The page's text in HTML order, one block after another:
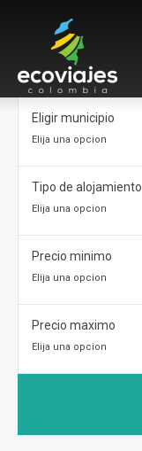
Eligir municipio
Elija una opcion
Tipo de alojamiento
Elija una opcion
Precio minimo
Elija una opcion
Precio maximo
Elija una opcion